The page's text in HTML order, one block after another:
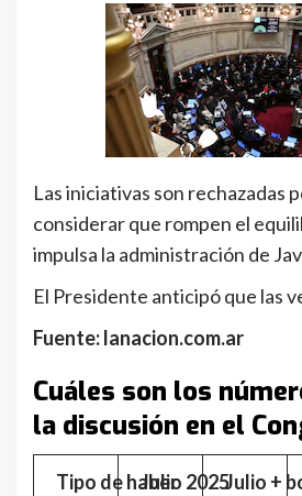
Las iniciativas son rechazadas
considerar que rompen el
impulsa la administración de
El Presidente anticipó que las
Fuente: lanacion.com.ar
Cuáles son los
la discusión en el
Tipo de haberJulio 2025Julio +